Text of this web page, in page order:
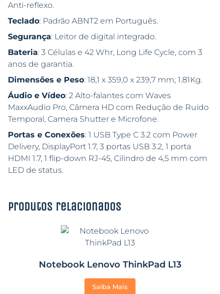
Anti-reflexo.
Teclado: Padrão ABNT2 em Português.
Segurança: Leitor de digital integrado.
Bateria: 3 Células e 42 Whr, Long Life Cycle, com 3
anos de garantia.
Dimensões e Peso: 18,1 x 359,0 x 239,7 mm; 1.81Kg.
Áudio e Vídeo: 2 Alto-falantes com Waves
MaxxAudio Pro, Câmera HD com Redução de Ruído
Temporal, Camera Shutter e Microfone.
Portas e Conexões: 1 USB Type C 3.2 com Power
Delivery, DisplayPort 1.7, 3 portas USB 3.2, 1 porta
HDMI 1.7, 1 flip-down RJ-45, Cilindro de 4,5 mm com
LED de status.
Produtos relacionados
Notebook Lenovo ThinkPad L13
Saiba Mais